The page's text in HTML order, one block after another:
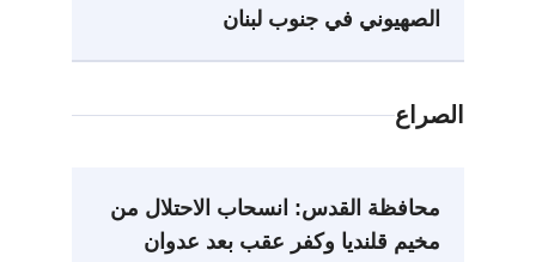
الصهيوني في جنوب لبنان
الصراع
محافظة القدس: انسحاب الاحتلال من
مخيم قلنديا وكفر عقب بعد عدوان